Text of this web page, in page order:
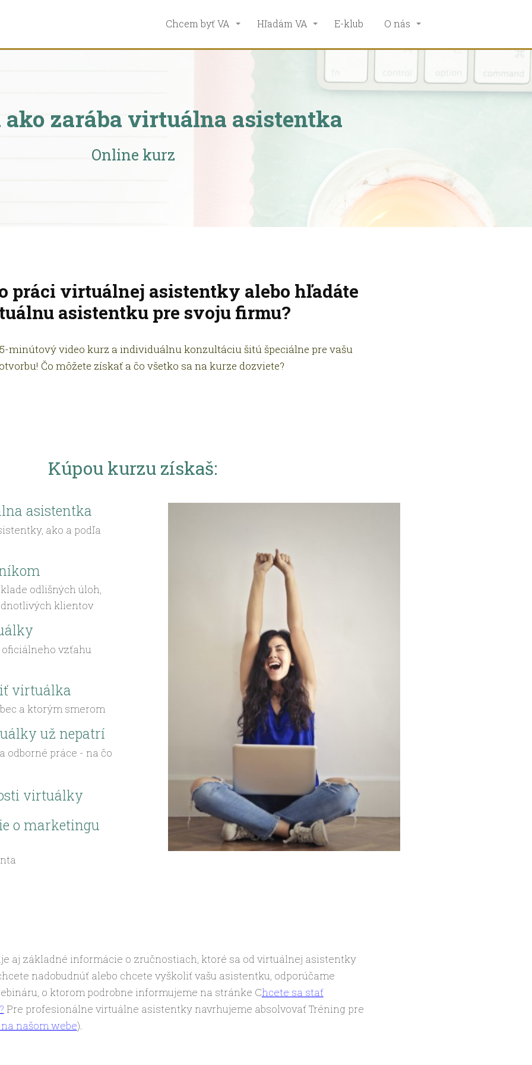
Chcem byť VA Hľadám VA E-klub O nás
ako zarába virtuálna asistentka
Online kurz
práci virtuálnej asistentky alebo hľadáte
asistentku pre svoju firmu?
minútový video kurz a individuálnu konzultáciu šitú špeciálne pre vašu
Čo môžete získať a čo všetko sa na kurze dozviete?
Kúpou kurzu získaš:
asistentka
ako a podľa
odlišných úloh,
klientov
vzťahu
virtuálka
a ktorým smerom
už nepatrí
odborné práce - na čo
virtuálky
o marketingu
aj základné informácie o zručnostiach, ktoré sa od virtuálnej asistentky
nadobudnúť alebo chcete vyškoliť vašu asistentku, odporúčame
o ktorom podrobne informujeme na stránke Chcete sa stať
Pre profesionálne virtuálne asistentky navrhujeme absolvovať Tréning pre
našom webe).